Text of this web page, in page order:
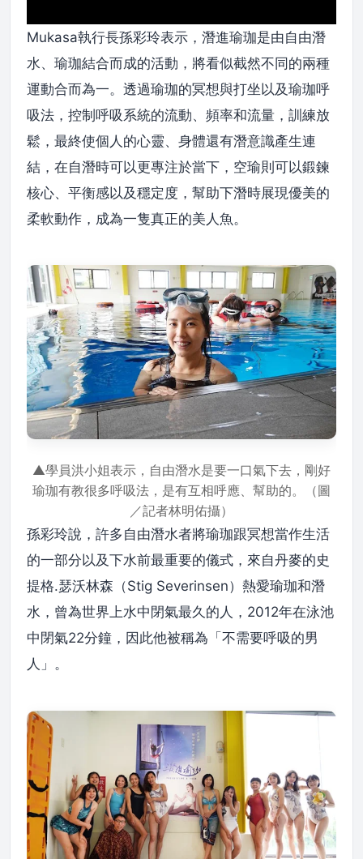
Mukasa執行長孫彩玲表示，潛進瑜珈是由自由潛
水、瑜珈結合而成的活動，將看似截然不同的兩種
運動合而為一。透過瑜珈的冥想與打坐以及瑜珈呼
吸法，控制呼吸系統的流動、頻率和流量，訓練放
鬆，最終使個人的心靈、身體還有潛意識產生連
結，在自潛時可以更專注於當下，空瑜則可以鍛鍊
核心、平衡感以及穩定度，幫助下潛時展現優美的
柔軟動作，成為一隻真正的美人魚。
▲學員洪小姐表示，自由潛水是要一口氣下去，剛好
瑜珈有教很多呼吸法，是有互相呼應、幫助的。（圖
／記者林明佑攝）
孫彩玲說，許多自由潛水者將瑜珈跟冥想當作生活
的一部分以及下水前最重要的儀式，來自丹麥的史
提格.瑟沃林森（Stig Severinsen）熱愛瑜珈和潛
水，曾為世界上水中閉氣最久的人，2012年在泳池
中閉氣22分鐘，因此他被稱為「不需要呼吸的男
人」。